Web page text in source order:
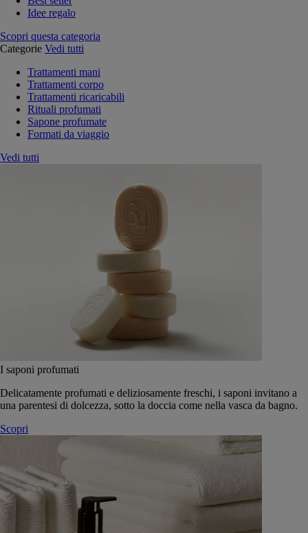
Idee regalo
Scopri questa categoria
Categorie Vedi tutti
Trattamenti mani
Trattamenti corpo
Trattamenti ricaricabili
Rituali profumati
Sapone profumate
Formati da viaggio
Vedi tutti
I saponi profumati
Delicatamente profumati e deliziosamente freschi, i saponi invitano a
una parentesi di dolcezza, sotto la doccia come nella vasca da bagno.
Scopri